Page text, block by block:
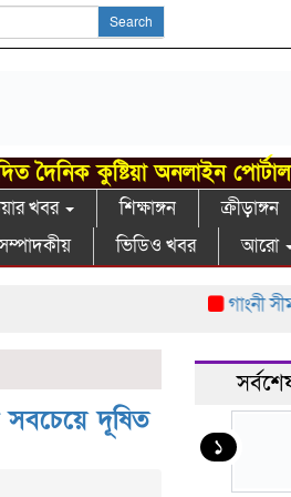
Search
দৈনিক কুষ্টিয়া অনলাইন পোর্টাল
খবর শিক্ষাঙ্গন ক্রীড়াঙ্গন
ভিডিও খবর আরো
গাংনী
সবচেয়ে দূষিত
১